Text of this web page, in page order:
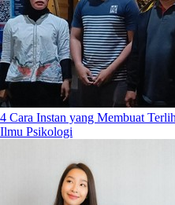
4 Cara Instan yang Membuat
Ilmu Psikologi